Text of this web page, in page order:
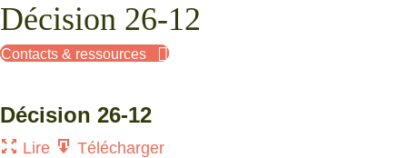
Décision 26-12
Contacts & ressources
Décision 26-12
Lire Télécharger